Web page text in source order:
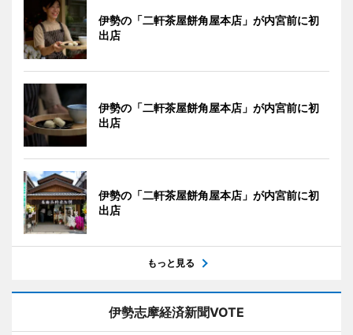
伊勢の「二軒茶屋餅角屋本店」が内宮前に初
出店
伊勢の「二軒茶屋餅角屋本店」が内宮前に初
出店
伊勢の「二軒茶屋餅角屋本店」が内宮前に初
出店
もっと見る
伊勢志摩経済新聞VOTE